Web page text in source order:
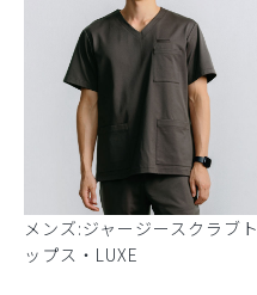
メンズ:ジャージースクラブト
ップス・LUXE